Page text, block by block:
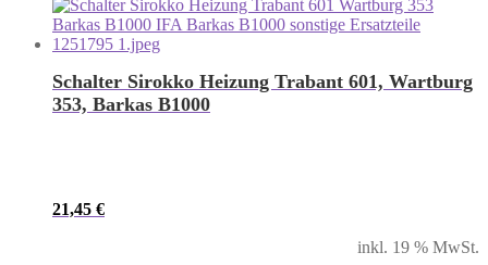
Schalter Sirokko Heizung Trabant 601, Wartburg
353, Barkas B1000
21,45 €
inkl. 19 % MwSt.